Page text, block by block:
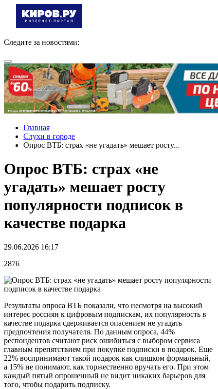
Следите за новостями:
Главная
Слухи в городе
Опрос ВТБ: страх «не угадать» мешает росту...
Опрос ВТБ: страх «не
угадать» мешает росту
популярности подписок в
качестве подарка
29.06.2026 16:17
2876
Результаты опроса ВТБ показали, что несмотря на высокий
интерес россиян к цифровым подпискам, их популярность в
качестве подарка сдерживается опасением не угадать
предпочтения получателя. По данным опроса, 44%
респондентов считают риск ошибиться с выбором сервиса
главным препятствием при покупке подписки в подарок. Еще
22% воспринимают такой подарок как слишком формальный,
а 15% не понимают, как торжественно вручать его. При этом
каждый пятый опрошенный не видит никаких барьеров для
того, чтобы подарить подписку.